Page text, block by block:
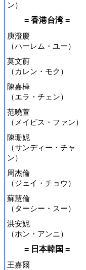
ン）
= 香港台湾 =
庾澄慶
（ハーレム・ユー）
莫文蔚
（カレン・モク）
陳嘉樺
（エラ・チェン）
范曉萱
（メイビス・ファン）
陳珊妮
（サンディー・チャ
ン）
周杰倫
（ジェイ・チョウ）
蘇慧倫
（ターシー・スー）
洪安妮
（ホン・アンニ）
= 日本韓国 =
王嘉爾